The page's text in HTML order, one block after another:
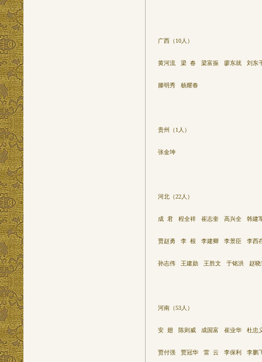
广西（10人）
黄河流 梁 春 梁富振 廖东就 刘东
滕明秀 杨耀春
贵州（1人）
张金坤
河北（22人）
成 君 程全祥 崔志奎 高兴全 韩建
贾赵勇 李 根 李建卿 李景臣 李西
孙志伟 王建勋 王胜文 于铭洪 赵晓
河南（53人）
安 翅 陈则威 成国富 崔业华 杜
贾付强 贾冠华 雷 云 李保利 李